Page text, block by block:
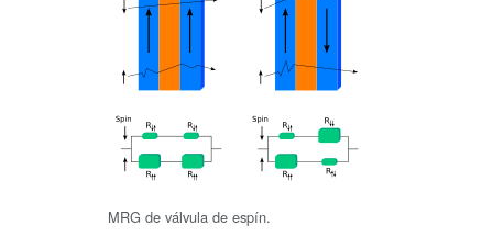
MRG de válvula de espín.